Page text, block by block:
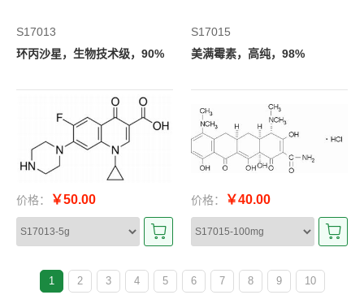
S17013
环丙沙星，生物技术级，90%
价格： ￥50.00
S17015
美满霉素，高纯，98%
价格： ￥40.00
1 2 3 4 5 6 7 8 9 10